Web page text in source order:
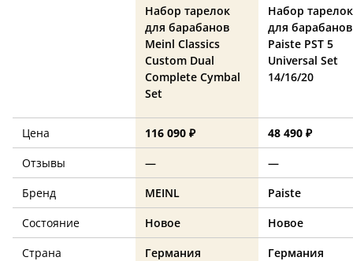
Набор тарелок
для барабанов
Meinl Classics
Custom Dual
Complete Cymbal
Set
Набор тарелок
для барабанов
Paiste PST 5
Universal Set
14/16/20
Цена 116 090 ₽
48 490 ₽
Отзывы
—
—
Бренд
MEINL
Paiste
Состояние
Новое
Новое
Страна
Германия Германия